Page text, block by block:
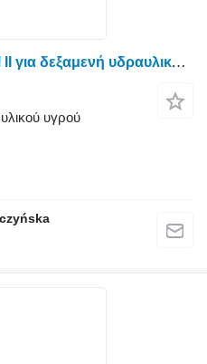
Χορτοκοπτικό Krone Big M II για δεξαμενή υδραυλικού υγρού 002329310
υγρού